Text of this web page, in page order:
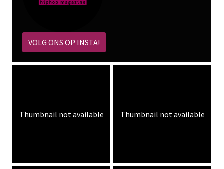
VOLG ONS OP INSTA!
Thumbnail not available Thumbnail not available